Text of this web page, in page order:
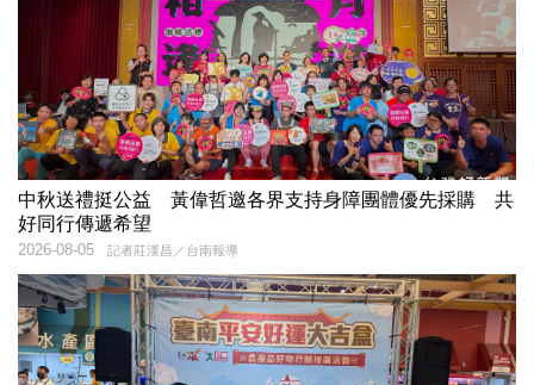
中秋送禮挺公益 黃偉哲邀各界支持身障團體優先採購 共
好同行傳遞希望
記者莊漢昌／台南報導
2026-08-05